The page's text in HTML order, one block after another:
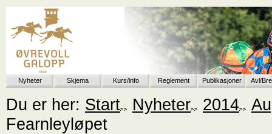
Nyheter Skjema Kurs/info Reglement Publikasjoner Avl/
Du er her: Start Nyheter 2014
Fearnleyløpet